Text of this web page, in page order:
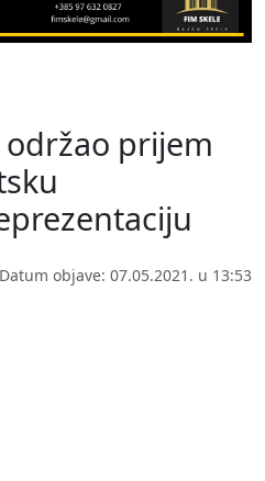
prijem
Datum objave: 07.05.2021. u 13:53